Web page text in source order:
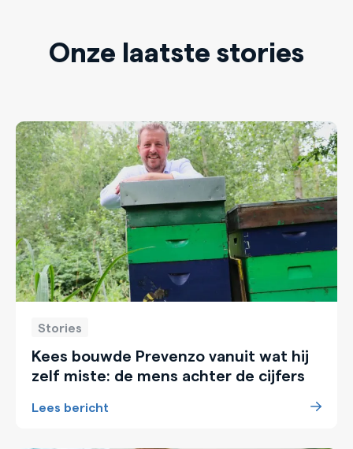
Onze laatste stories
Stories
Kees bouwde Prevenzo vanuit wat hij
zelf miste: de mens achter de cijfers
Lees bericht